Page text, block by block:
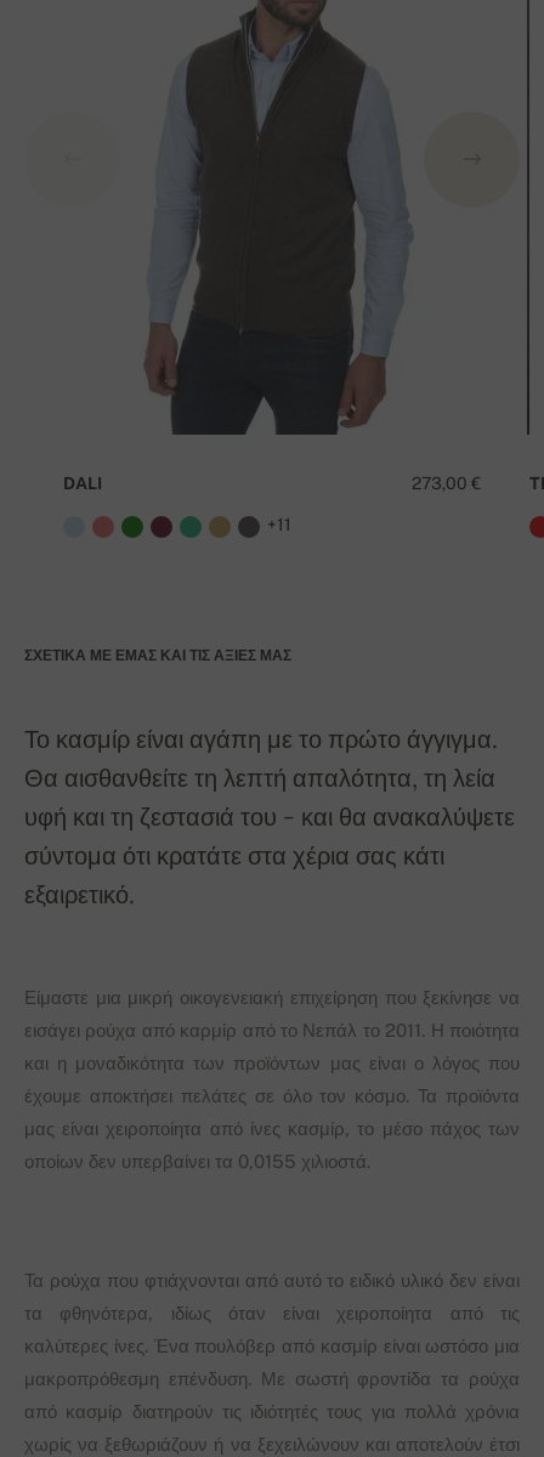
273,00 €
DALI
+11
ΣΧΕΤΙΚΆ ΜΕ ΕΜΆΣ ΚΑΙ ΤΙΣ ΑΞΊΕΣ ΜΑΣ
Το κασμίρ είναι αγάπη με το πρώτο άγγιγμα.
Θα αισθανθείτε τη λεπτή απαλότητα, τη λεία
υφή και τη ζεστασιά του - και θα ανακαλύψετε
σύντομα ότι κρατάτε στα χέρια σας κάτι
εξαιρετικό.
Είμαστε μια μικρή οικογενειακή επιχείρηση που ξεκίνησε να
εισάγει ρούχα από καρμίρ από το Νεπάλ το 2011. Η ποιότητα
και η μοναδικότητα των προϊόντων μας είναι ο λόγος που
έχουμε αποκτήσει πελάτες σε όλο τον κόσμο. Τα προϊόντα
μας είναι χειροποίητα από ίνες κασμίρ, το μέσο πάχος των
οποίων δεν υπερβαίνει τα 0,0155 χιλιοστά.
Τα ρούχα που φτιάχνονται από αυτό το ειδικό υλικό δεν είναι
τα φθηνότερα, ιδίως όταν είναι χειροποίητα από τις
καλύτερες ίνες. Ένα πουλόβερ από κασμίρ είναι ωστόσο μια
μακροπρόθεσμη επένδυση. Με σωστή φροντίδα τα ρούχα
από κασμίρ διατηρούν τις ιδιότητές τους για πολλά χρόνια
χωρίς να ξεθωριάζουν ή να ξεχειλώνουν και αποτελούν έτσι